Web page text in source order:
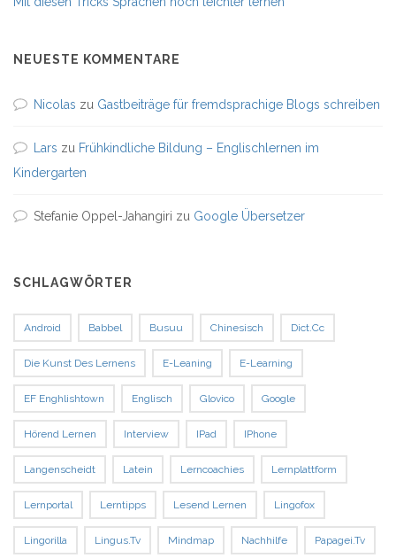
NEUESTE KOMMENTARE
Nicolas zu Gastbeiträge für fremdsprachige Blogs schreiben
Lars zu Frühkindliche Bildung – Englischlernen im
Kindergarten
Stefanie Oppel-Jahangiri zu Google Übersetzer
SCHLAGWÖRTER
Android Babbel Busuu Chinesisch Dict.cc
Die Kunst Des Lernens E-Leaning E-Learning
EF Enghlishtown Englisch Glovico Google
Hörend Lernen Interview IPad IPhone
Langenscheidt Latein Lerncoachies Lernplattform
Lernportal Lerntipps Lesend Lernen Lingofox
Lingorilla Lingus.tv Mindmap Nachhilfe Papagei.tv